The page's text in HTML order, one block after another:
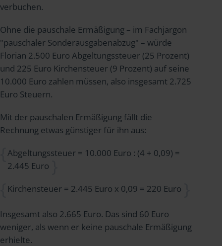
verbuchen.
Ohne die pauschale Ermäßigung – im Fachjargon
"pauschaler Sonderausgabenabzug" – würde
Florian 2.500 Euro Abgeltungssteuer (25 Prozent)
und 225 Euro Kirchensteuer (9 Prozent) auf seine
10.000 Euro zahlen müssen, also insgesamt 2.725
Euro Steuern.
Mit der pauschalen Ermäßigung fällt die
Rechnung etwas günstiger für ihn aus:
Abgeltungssteuer = 10.000 Euro : (4 + 0,09) =
2.445 Euro
Kirchensteuer = 2.445 Euro x 0,09 = 220 Euro
Insgesamt also 2.665 Euro. Das sind 60 Euro
weniger, als wenn er keine pauschale Ermäßigung
erhielte.